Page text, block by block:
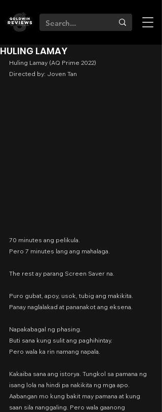
HULING LAMAY
Huling Lamay (AQ Prime 2022)
Directed by: Joven Tan
70 minutes ang pelikula.
Pero 7 minutes lang ang mahalaga.
The rest ay parang Screen Saver na.
Puro gubat, apoy, usok, tubig ang makikita.
Panay naglalakad at pananakot ang eksena.
Napakabagal ng phasing.
Buti sana kung sulit ang paghihintay.
Pero wala ka rin namang napala.
Kakaiba sana ang istorya. Tungkol sa pamana ng
isang lola na hindi pa nakikita ng mga apo.
Aabangan mo kung bakit may pamana at kung
saan sila nanggaling. Pero wala gaanong